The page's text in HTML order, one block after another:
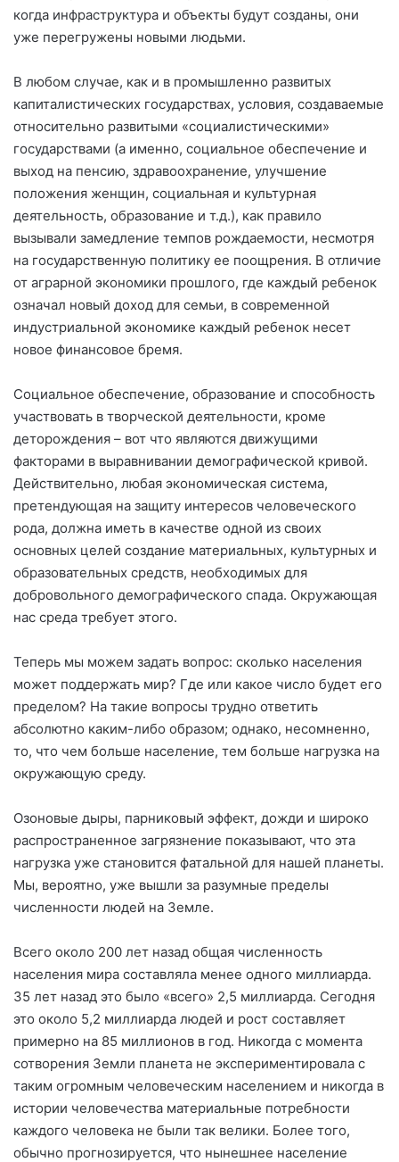
когда инфраструктура и объекты будут созданы, они
уже перегружены новыми людьми.
В любом случае, как и в промышленно развитых
капиталистических государствах, условия, создаваемые
относительно развитыми «социалистическими»
государствами (а именно, социальное обеспечение и
выход на пенсию, здравоохранение, улучшение
положения женщин, социальная и культурная
деятельность, образование и т.д.), как правило
вызывали замедление темпов рождаемости, несмотря
на государственную политику ее поощрения. В отличие
от аграрной экономики прошлого, где каждый ребенок
означал новый доход для семьи, в современной
индустриальной экономике каждый ребенок несет
новое финансовое бремя.
Социальное обеспечение, образование и способность
участвовать в творческой деятельности, кроме
деторождения – вот что являются движущими
факторами в выравнивании демографической кривой.
Действительно, любая экономическая система,
претендующая на защиту интересов человеческого
рода, должна иметь в качестве одной из своих
основных целей создание материальных, культурных и
образовательных средств, необходимых для
добровольного демографического спада. Окружающая
нас среда требует этого.
Теперь мы можем задать вопрос: сколько населения
может поддержать мир? Где или какое число будет его
пределом? На такие вопросы трудно ответить
абсолютно каким-либо образом; однако, несомненно,
то, что чем больше население, тем больше нагрузка на
окружающую среду.
Озоновые дыры, парниковый эффект, дожди и широко
распространенное загрязнение показывают, что эта
нагрузка уже становится фатальной для нашей планеты.
Мы, вероятно, уже вышли за разумные пределы
численности людей на Земле.
Всего около 200 лет назад общая численность
населения мира составляла менее одного миллиарда.
35 лет назад это было «всего» 2,5 миллиарда. Сегодня
это около 5,2 миллиарда людей и рост составляет
примерно на 85 миллионов в год. Никогда с момента
сотворения Земли планета не экспериментировала с
таким огромным человеческим населением и никогда в
истории человечества материальные потребности
каждого человека не были так велики. Более того,
обычно прогнозируется, что нынешнее население